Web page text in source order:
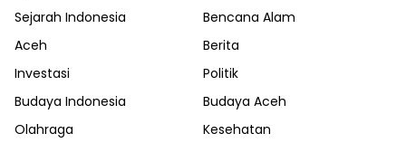
Sejarah Indonesia
Bencana Alam
Aceh
Berita
Investasi
Politik
Budaya Indonesia
Budaya Aceh
Olahraga
Kesehatan